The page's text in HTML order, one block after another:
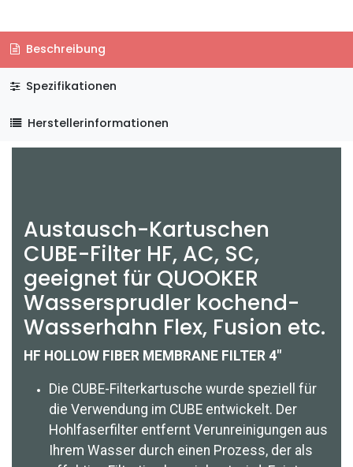
Beschreibung
Spezifikationen
Herstellerinformationen
Austausch-Kartuschen
CUBE-Filter HF, AC, SC,
geeignet für QUOOKER
Wassersprudler kochend-
Wasserhahn Flex, Fusion etc.
HF HOLLOW FIBER MEMBRANE FILTER 4″
Die CUBE-Filterkartusche wurde speziell für
die Verwendung im CUBE entwickelt. Der
Hohlfaserfilter entfernt Verunreinigungen aus
Ihrem Wasser durch einen Prozess, der als